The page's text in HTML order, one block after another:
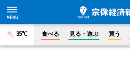
35°C 食べる 見る・遊ぶ 買う